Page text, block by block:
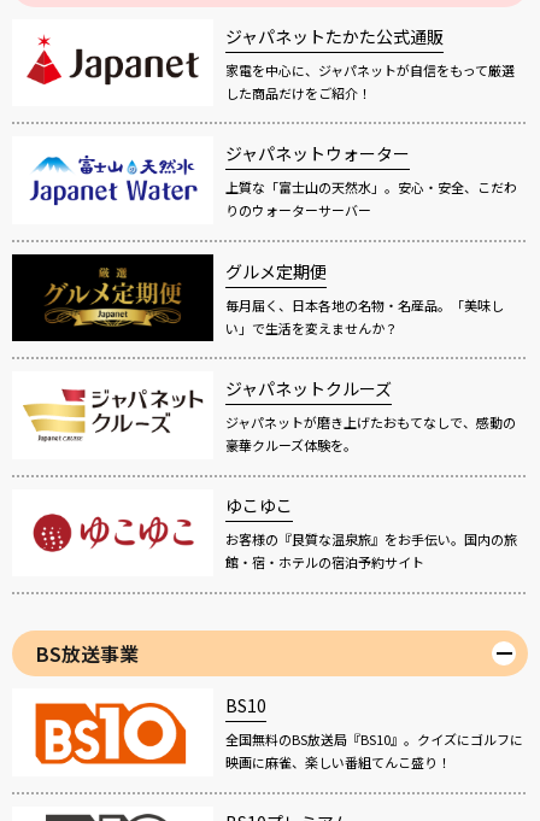
ジャパネットたかた公式通販
家電を中心に、ジャパネットが自信をもって厳選
した商品だけをご紹介！
ジャパネットウォーター
上質な「富士山の天然水」。安心・安全、こだわ
りのウォーターサーバー
グルメ定期便
毎月届く、日本各地の名物・名産品。「美味し
い」で生活を変えませんか？
ジャパネットクルーズ
ジャパネットが磨き上げたおもてなしで、感動の
豪華クルーズ体験を。
ゆこゆこ
お客様の『良質な温泉旅』をお手伝い。国内の旅
館・宿・ホテルの宿泊予約サイト
BS放送事業
BS10
全国無料のBS放送局『BS10』。クイズにゴルフに
映画に麻雀、楽しい番組てんこ盛り！